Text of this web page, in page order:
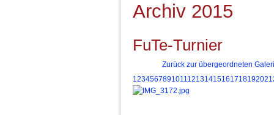
Archiv 2015
FuTe-Turnier
Zurück zur übergeordneten
123456789101112131415161718192021